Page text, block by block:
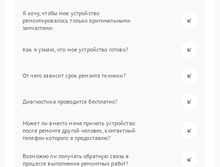
Я хочу, чтобы мое устройство
ремонтировалось только оригинальными
запчастями.
Как я узнаю, что мое устройство готово?
От чего зависит срок ремонта техники?
Диагностика проводится бесплатно?
Может ли вместо меня принять устройство
после ремонта другой человек, контактный
телефон которого я предоставлю?
Возможно ли получать обратную связь в
процессе выполнения ремонтных работ?